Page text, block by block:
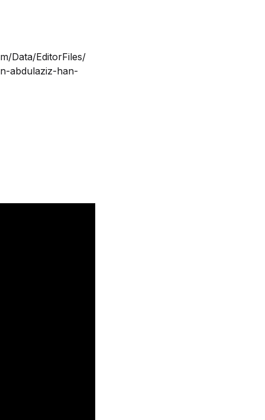
Data/EditorFiles/
abdulaziz-han-